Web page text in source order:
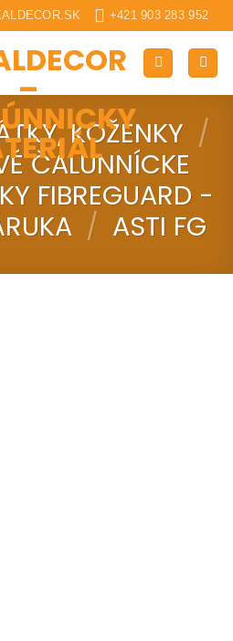
+421 903 283 952
KOŽENKY /
ČALUNNÍCKE
FIBREGUARD -
/ ASTI FG